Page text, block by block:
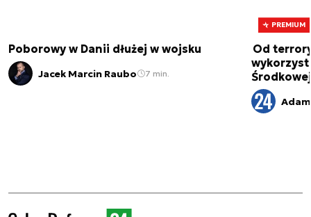
Poborowy w Danii dłużej w wojsku
Jacek Marcin Raubo 7 min.
PREMIUM
Od
Środkowej